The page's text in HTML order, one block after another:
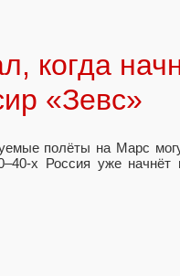
когда
«Зевс»
полёты на Марс
х Россия уже начнёт